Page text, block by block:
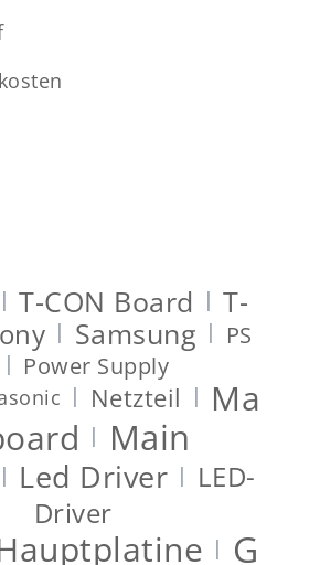
| T-CON Board | T-
| Samsung |
PS
| Power Supply
| Netzteil |
Ma
|
Main
| Led Driver |
LED-
Driver
| G